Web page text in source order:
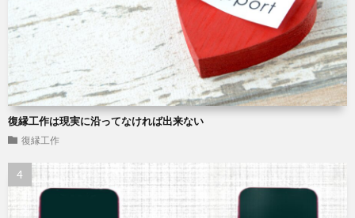
復縁工作は現実に沿ってなければ出来ない
復縁工作